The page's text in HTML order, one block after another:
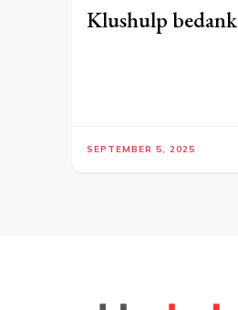
Klushulp
SEPTEMBER 5, 2025